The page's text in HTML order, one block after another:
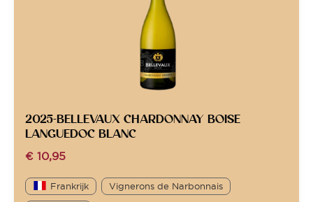
2025-BELLEVAUX CHARDONNAY BOISE
LANGUEDOC BLANC
€ 10,95
Frankrijk Vignerons de Narbonnais